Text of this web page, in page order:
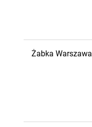
Żabka Warszawa